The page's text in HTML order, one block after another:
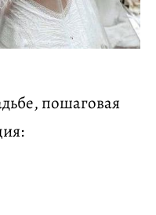
пошаговая